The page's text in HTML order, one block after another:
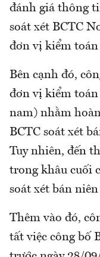
đánh giá thông
soát xét BCTC
đơn vị kiểm
Bên cạnh đó,
đơn vị kiểm
nam) nhằm
BCTC soát xét
Tuy nhiên, đến
trong khâu cuối
soát xét bán
Thêm vào đó,
tất việc công bố